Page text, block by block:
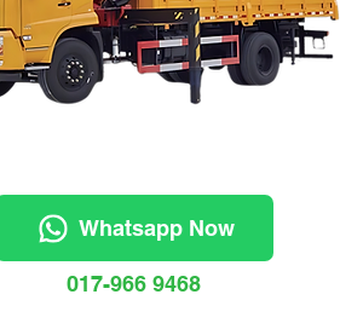
Whatsapp Now
017-966 9468